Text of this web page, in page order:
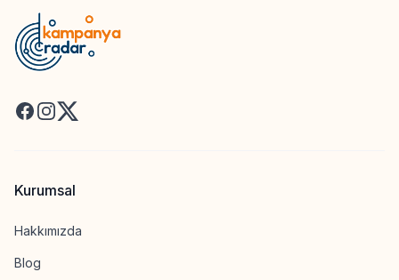
Facebook
Instagram
X
Kurumsal
Hakkımızda
Blog